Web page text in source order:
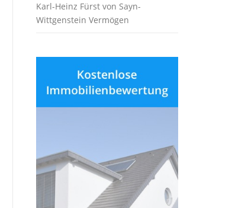
Karl-Heinz Fürst von Sayn-
Wittgenstein Vermögen